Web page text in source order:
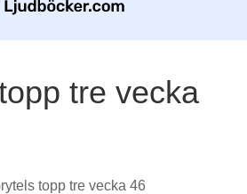
tre vecka
topp tre vecka 46